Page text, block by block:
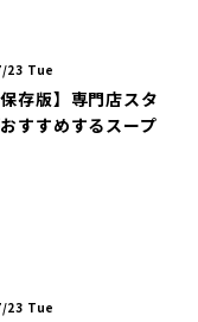
23 Tue
保存版】専門店スタ
すすめするスープ
23 Tue